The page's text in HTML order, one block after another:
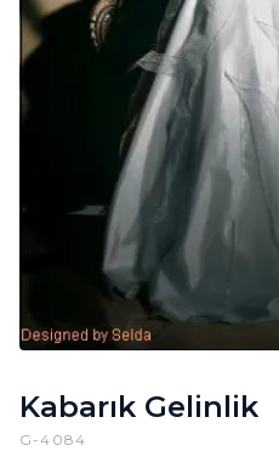
Kabarık Gelinlik
G-4084